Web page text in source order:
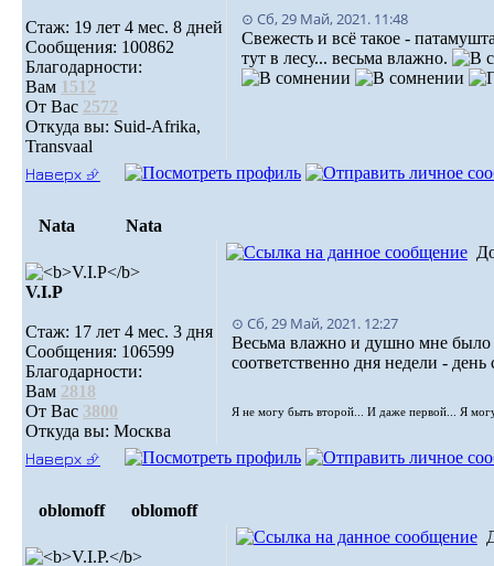
Стаж: 19 лет 4 мес. 8 дней
Сообщения: 100862
Благодарности:
Вам 1512
От Вас 2572
Откуда вы: Suid-Afrika,
Transvaal
⊙ Сб, 29 Май, 2021. 11:48
Свежесть и всё такое -
тут в лесу... весьма влажно.
Наверх ⮵
Nata Nata
V.I.Р
Стаж: 17 лет 4 мес. 3 дня
Сообщения: 106599
Благодарности:
Вам 2818
От Вас 3800
Откуда вы: Москва
⊙ Сб, 29 Май, 2021. 12:27
Весьма влажно и душно мне было
соответственно дня недели - день
Я не могу быть второй... И даже первой... Я
Наверх ⮵
oblomoff oblomoff